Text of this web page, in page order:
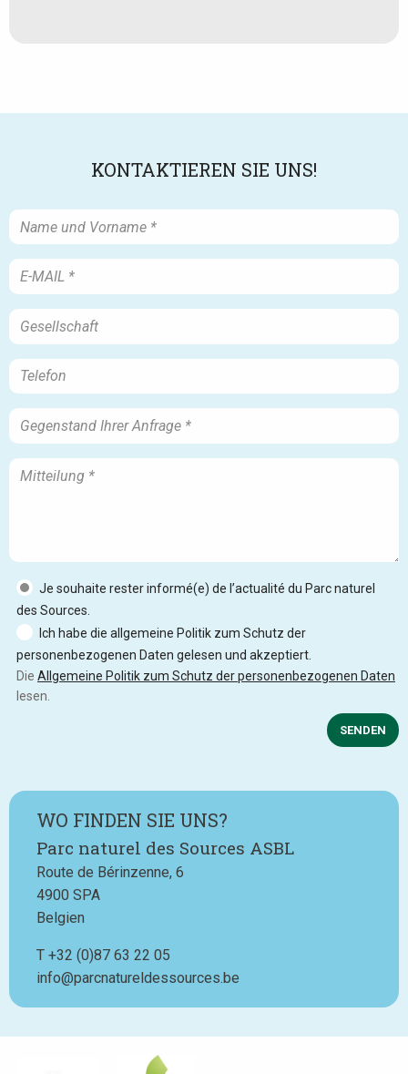
KONTAKTIEREN SIE UNS!
Je souhaite rester informé(e) de l’actualité du Parc naturel
des Sources.
Ich habe die allgemeine Politik zum Schutz der
personenbezogenen Daten gelesen und akzeptiert.
Die Allgemeine Politik zum Schutz der personenbezogenen Daten
lesen.
SENDEN
WO FINDEN SIE UNS?
Parc naturel des Sources ASBL
Route de Bérinzenne, 6
4900 SPA
Belgien
T Téléphone
+32 (0)87 63 22 05
info@parcnatureldessources.be